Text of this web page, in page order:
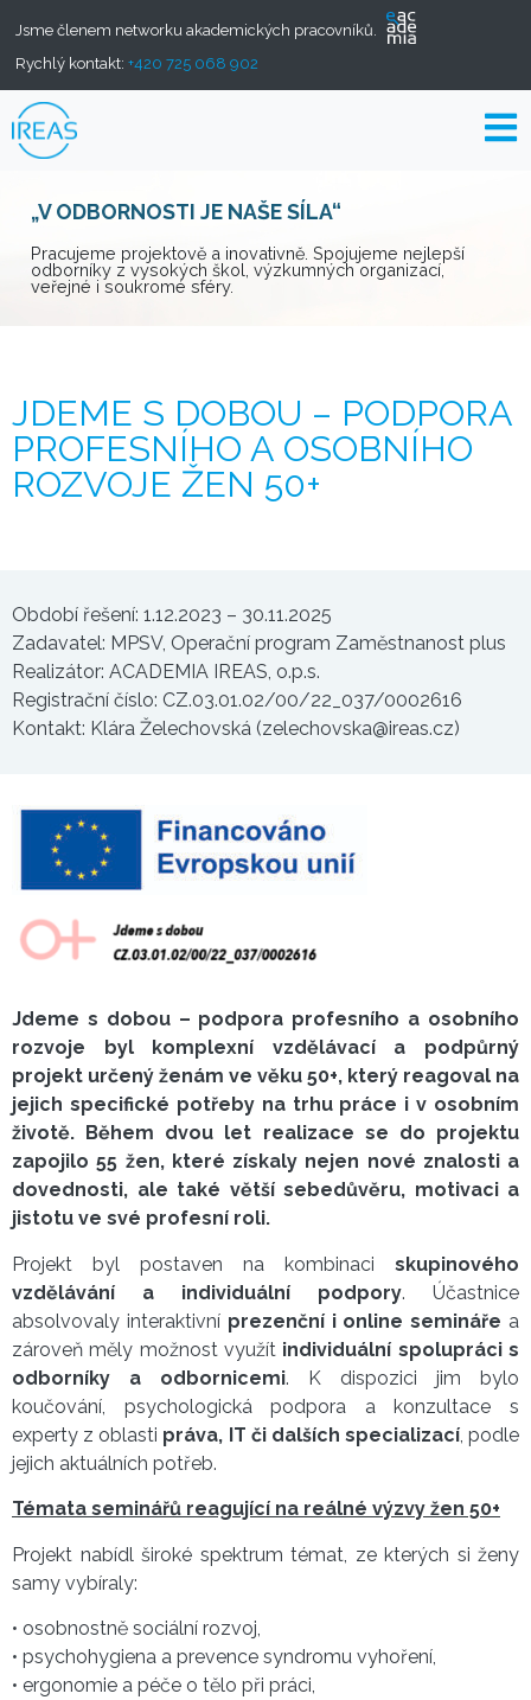
Jsme členem networku akademických pracovníků.
Rychlý kontakt: +420 725 068 902
„V ODBORNOSTI JE NAŠE SÍLA“
Pracujeme projektově a inovativně. Spojujeme nejlepší
odborníky z vysokých škol, výzkumných organizací,
veřejné i soukromé sféry.
JDEME S DOBOU – PODPORA
PROFESNÍHO A OSOBNÍHO
ROZVOJE ŽEN 50+
Období řešení: 1.12.2023 – 30.11.2025
Zadavatel: MPSV, Operační program Zaměstnanost plus
Realizátor: ACADEMIA IREAS, o.p.s.
Registrační číslo: CZ.03.01.02/00/22_037/0002616
Kontakt: Klára Želechovská (zelechovska@ireas.cz)
Jdeme s dobou – podpora profesního a osobního
rozvoje byl komplexní vzdělávací a podpůrný
projekt určený ženám ve věku 50+, který reagoval na
jejich specifické potřeby na trhu práce i v osobním
životě. Během dvou let realizace se do projektu
zapojilo 55 žen, které získaly nejen nové znalosti a
dovednosti, ale také větší sebedůvěru, motivaci a
jistotu ve své profesní roli.
Projekt byl postaven na kombinaci skupinového
vzdělávání a individuální podpory. Účastnice
absolvovaly interaktivní prezenční i online semináře a
zároveň měly možnost využít individuální spolupráci s
odborníky a odbornicemi. K dispozici jim bylo
koučování, psychologická podpora a konzultace s
experty z oblasti práva, IT či dalších specializací, podle
jejich aktuálních potřeb.
Témata seminářů reagující na reálné výzvy žen 50+
Projekt nabídl široké spektrum témat, ze kterých si ženy
samy vybíraly:
• osobnostně sociální rozvoj,
• psychohygiena a prevence syndromu vyhoření,
• ergonomie a péče o tělo při práci,